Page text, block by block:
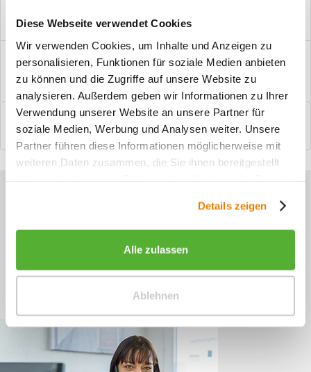
Diese Webseite verwendet Cookies
Wir verwenden Cookies, um Inhalte und Anzeigen zu
personalisieren, Funktionen für soziale Medien anbieten
zu können und die Zugriffe auf unsere Website zu
analysieren. Außerdem geben wir Informationen zu Ihrer
Verwendung unserer Website an unsere Partner für
soziale Medien, Werbung und Analysen weiter. Unsere
Partner führen diese Informationen möglicherweise mit
weiteren Daten zusammen, die Sie ihnen bereitgestellt
Details zeigen
Alle zulassen
Ablehnen
Windfangelemente online am Bildschirm konfigurieren und
einbaufertig bestellen. In wenigen...
Bewertungen
0
Bewertungen lesen, schreiben und diskutieren...mehr
Sie haben Fragen zu unseren
+49 (0)4244 965 34 04
Mo - Do, 09:00 - 16:00 Uhr
und Fr, 09:00 - 13:00 Uhr